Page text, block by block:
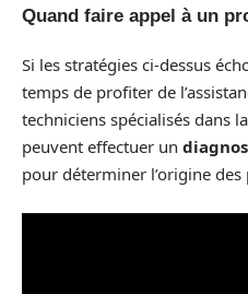
Quand faire appel à un
Si les stratégies ci-dessus
temps de profiter de
techniciens spécialisés dans la
peuvent effectuer un
pour déterminer l’origine des